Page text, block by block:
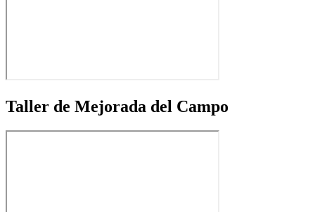
Taller de Mejorada del Campo